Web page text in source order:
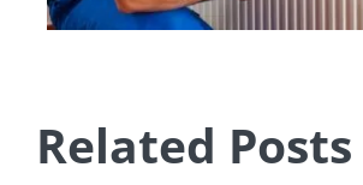
Related Posts